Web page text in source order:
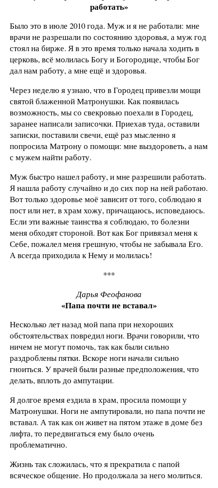
работать»
Было это в июле 2010 года. Муж и я не работали: мне
врачи не разрешали по состоянию здоровья, а муж год
стоял на бирже. Я в это время только начала ходить в
церковь, всё молилась Богу и Богородице, чтобы Бог
дал нам работу, а мне ещё и здоровья.
Через неделю я узнаю, что в Городец привезли мощи
святой блаженной Матронушки. Как появилась
возможность, мы со свекровью поехали в Городец,
заранее написали записочки. Приехав туда, оставили
записки, поставили свечи, ещё раз мысленно я
попросила Матрону о помощи: мне выздороветь, а нам
с мужем найти работу.
Муж быстро нашел работу, и мне разрешили работать.
Я нашла работу случайно и до сих пор на ней работаю.
Вот только здоровье моё зависит от того, соблюдаю я
пост или нет, в храм хожу, причащаюсь, исповедаюсь.
Если эти важные таинства я соблюдаю, то болезни
меня обходят стороной. Вот как Бог привязал меня к
Себе, пожалел меня грешную, чтобы не забывала Его.
А всегда приходила к Нему и молилась!
***
Дарья Феофанова
«Папа почти не вставал»
Несколько лет назад мой папа при нехороших
обстоятельствах повредил ноги. Врачи говорили, что
ничем не могут помочь, так как были сильно
раздроблены пятки. Вскоре ноги начали сильно
гноиться. У врачей были разные предположения, что
делать, вплоть до ампутации.
Я долгое время ездила в храм, просила помощи у
Матронушки. Ноги не ампутировали, но папа почти не
вставал. А так как он живет на пятом этаже в доме без
лифта, то передвигаться ему было очень
проблематично.
Жизнь так сложилась, что я прекратила с папой
всяческое общение. Но продолжала за него молиться.